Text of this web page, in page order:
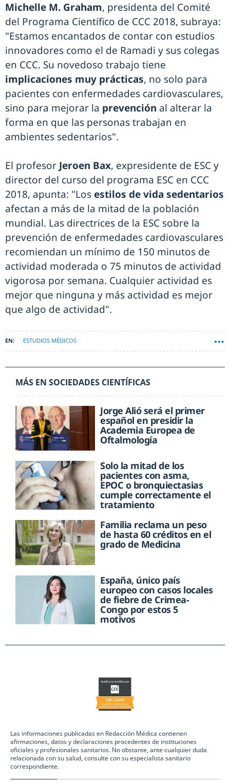
Michelle M. Graham, presidenta del Comité
del Programa Científico de CCC 2018, subraya:
"Estamos encantados de contar con estudios
innovadores como el de Ramadi y sus colegas
en CCC. Su novedoso trabajo tiene
implicaciones muy prácticas, no solo para
pacientes con enfermedades cardiovasculares,
sino para mejorar la prevención al alterar la
forma en que las personas trabajan en
ambientes sedentarios".
El profesor Jeroen Bax, expresidente de ESC y
director del curso del programa ESC en CCC
2018, apunta: "Los estilos de vida sedentarios
afectan a más de la mitad de la población
mundial. Las directrices de la ESC sobre la
prevención de enfermedades cardiovasculares
recomiendan un mínimo de 150 minutos de
actividad moderada o 75 minutos de actividad
vigorosa por semana. Cualquier actividad es
mejor que ninguna y más actividad es mejor
que algo de actividad".
ESTUDIOS MÉDICOS
MÁS EN SOCIEDADES CIENTÍFICAS
Jorge Alió será el primer
español en presidir la
Academia Europea de
Oftalmología
Solo la mitad de los
pacientes con asma,
EPOC o bronquiectasias
cumple correctamente el
tratamiento
Familia reclama un peso
de hasta 60 créditos en el
grado de Medicina
España, único país
europeo con casos locales
de fiebre de Crimea-
Congo por estos 5
motivos
Las informaciones publicadas en Redacción Médica contienen
afirmaciones, datos y declaraciones procedentes de instituciones
oficiales y profesionales sanitarios. No obstante, ante cualquier duda
relacionada con su salud, consulte con su especialista sanitario
correspondiente.